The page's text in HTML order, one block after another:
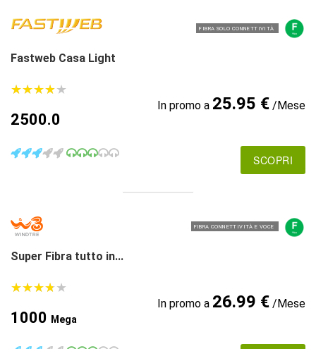
FIBRA SOLO CONNETTIVITÀ
Fastweb Casa Light
★★★★★
★★★★★
2500.0
In promo a 25.95 €/Mese
SCOPRI
FIBRA CONNETTIVITÀ E VOCE
Super Fibra tutto in...
★★★★★
★★★★★
1000 Mega
In promo a 26.99 €/Mese